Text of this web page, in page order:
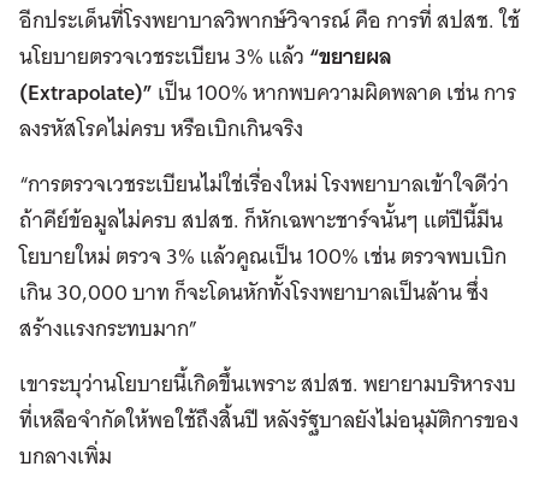
อีกประเด็นที่โรงพยาบาลวิพากษ์วิจารณ์ คือ การที่ สปสช. ใช้
นโยบายตรวจเวชระเบียน 3% แล้ว“ขยายผล
(Extrapolate)”เป็น 100% หากพบความผิดพลาด เช่น การ
ลงรหัสโรคไม่ครบ หรือเบิกเกินจริง
“การตรวจเวชระเบียนไม่ใช่เรื่องใหม่ โรงพยาบาลเข้าใจดีว่า
ถ้าคีย์ข้อมูลไม่ครบ สปสช. ก็หักเฉพาะชาร์จนั้นๆ แต่ปีนี้มีน
โยบายใหม่ ตรวจ 3% แล้วคูณเป็น 100% เช่น ตรวจพบเบิก
เกิน 30,000 บาท ก็จะโดนหักทั้งโรงพยาบาลเป็นล้าน ซึ่ง
สร้างแรงกระทบมาก”
เขาระบุว่านโยบายนี้เกิดขึ้นเพราะ สปสช. พยายามบริหารงบ
ที่เหลือจำกัดให้พอใช้ถึงสิ้นปี หลังรัฐบาลยังไม่อนุมัติการของ
บกลางเพิ่ม